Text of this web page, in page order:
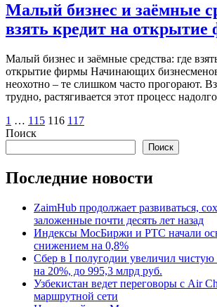
Малый бизнес и заёмные
взять кредит на
Малый бизнес и заёмные средства: где
открытие фирмы Начинающих
неохотно – те слишком часто прогорают.
трудно, растягивается этот процесс
Пагинация
записей
1 … 115 116 117
Поиск
Поиск
Последние новости
ZaimHub продолжает развиваться,
заложенные почти десять лет назад
Индексы МосБиржи и РТС начали
снижением на 0,8%
Сбер в I полугодии увеличил
на 20%, до 995,3 млрд руб.
Узбекистан ведет переговоры с Air
маршрутной сети